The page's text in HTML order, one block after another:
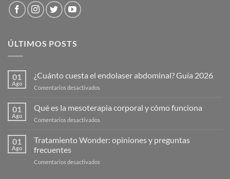
ÚLTIMOS POSTS
01
Ago
¿Cuánto cuesta el endolaser abdominal? Guía 2026
Comentarios desactivados
cuesta
el
Guía
01
Ago
Qué es la mesoterapia corporal y cómo funciona
Comentarios desactivados
es
la
01
Ago
Tratamiento Wonder: opiniones y preguntas
frecuentes
Comentarios desactivados